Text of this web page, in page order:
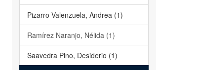
Pizarro Valenzuela, Andrea (1)
Ramírez Naranjo, Nélida (1)
Saavedra Pino, Desiderio (1)